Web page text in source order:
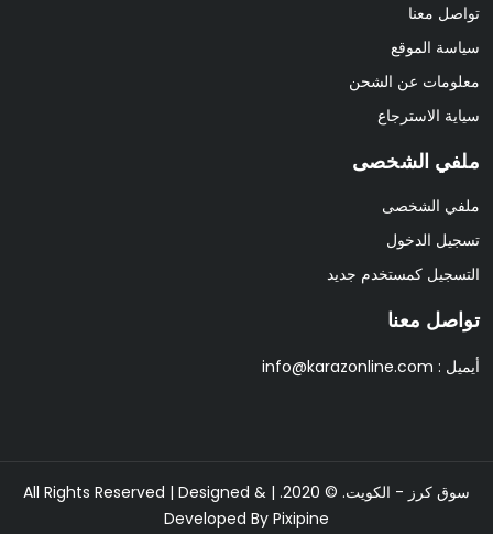
تواصل معنا
سياسة الموقع
معلومات عن الشحن
سياية الاسترجاع
ملفي الشخصى
ملفي الشخصى
تسجيل الدخول
التسجيل كمستخدم جديد
تواصل معنا
أيميل : info@karazonline.com
سوق كرز - الكويت. © 2020. | All Rights Reserved | Designed &
Developed By Pixipine